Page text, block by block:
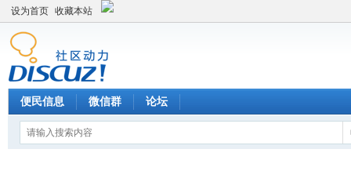
设为首页 收藏本站
便民信息 微信群 论坛